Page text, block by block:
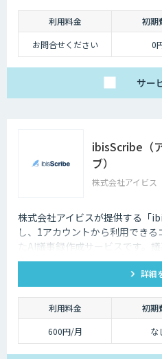
利用料金 初期
お問合せください
0
サー
ibisScribe（
ブ）
株式会社アイビス
株式会社アイビスが提供する「
し、1アカウントから利用でき
たAI議事録作成サービスです。
減でき、社内の共有も簡単にで
ティ対応で安心して利用できま
詳細
利用料金 初期
600円/月
な